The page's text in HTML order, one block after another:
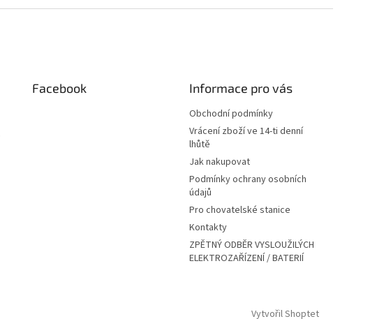
Facebook Informace pro vás
Obchodní podmínky
Vrácení zboží ve 14-ti denní
lhůtě
Jak nakupovat
Podmínky ochrany osobních
údajů
Pro chovatelské stanice
Kontakty
ZPĚTNÝ ODBĚR VYSLOUŽILÝCH
ELEKTROZAŘÍZENÍ / BATERIÍ
Vytvořil Shoptet